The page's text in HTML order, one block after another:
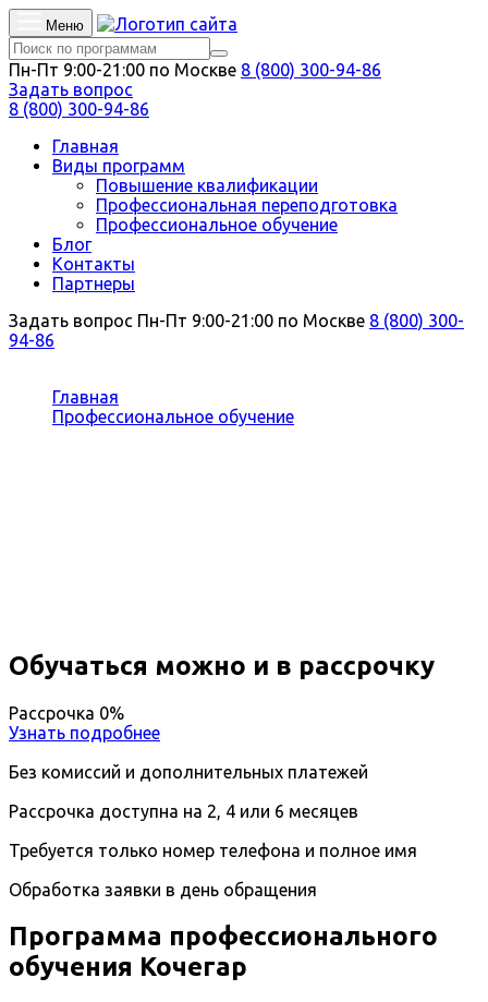
Меню
Пн-Пт 9:00-21:00 по Москве 8 (800) 300-94-86
Задать вопрос
8 (800) 300-94-86
Главная
Виды программ
Повышение квалификации
Профессиональная переподготовка
Профессиональное обучение
Блог
Контакты
Партнеры
Задать вопрос Пн-Пт 9:00-21:00 по Москве 8 (800) 300-
94-86
Главная
Профессиональное обучение
Обучаться можно и в рассрочку
Рассрочка 0%
Узнать подробнее
Без комиссий и дополнительных платежей
Рассрочка доступна на 2, 4 или 6 месяцев
Требуется только номер телефона и полное имя
Обработка заявки в день обращения
Программа профессионального
обучения Кочегар